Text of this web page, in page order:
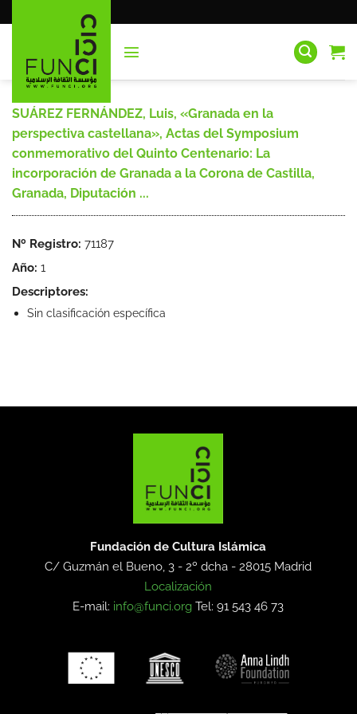
al
SUÁREZ FERNÁNDEZ, Luis, «Granada en la
perspectiva castellana», Actas del Symposium
conmemorativo del Quinto Centenario: La
incorporación de Granada a la Corona de Castilla,
Granada, Diputación ...
Nº Registro: 71187
Año: 1
Descriptores:
Sin clasificación específica
Fundación de Cultura Islámica
C/ Guzmán el Bueno, 3 - 2º dcha -28015 Madrid
Localización
E-mail: info@funci.org Tel: 91 543 46 73